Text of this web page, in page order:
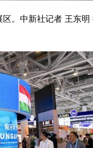
。中新社记者 王东明